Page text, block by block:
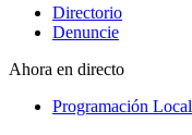
Directorio
Denuncie
Ahora en directo
Programación Local